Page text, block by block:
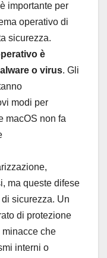
importante per
operativo di
sicurezza.
è
o virus. Gli
modi per
macOS non fa
ma queste difese
sicurezza. Un
di protezione
che
interni o